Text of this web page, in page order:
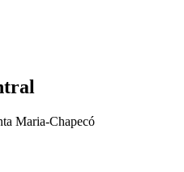
Maria-Chapecó